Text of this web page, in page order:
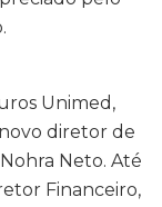
Unimed,
diretor de
Neto. Até
Financeiro,